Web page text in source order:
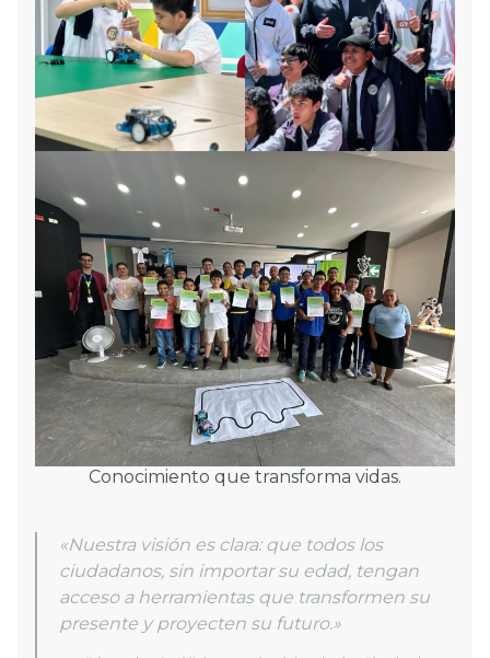
Conocimiento que transforma vidas.
«Nuestra visión es clara: que todos los
ciudadanos, sin importar su edad, tengan
acceso a herramientas que transformen su
presente y proyecten su futuro.»